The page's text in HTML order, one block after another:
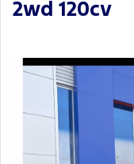
2wd 120cv